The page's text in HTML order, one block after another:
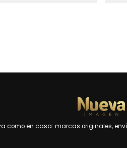
como en casa: marcas originales,